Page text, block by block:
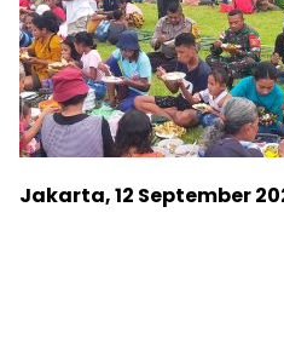
Jakarta, 12 September